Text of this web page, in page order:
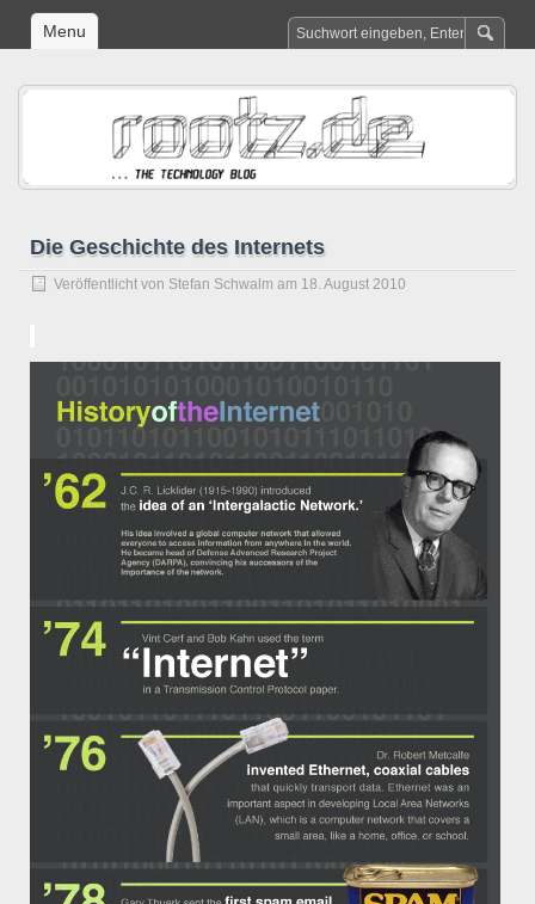
Menu
Die Geschichte des Internets
Veröffentlicht von Stefan Schwalm am 18. August 2010